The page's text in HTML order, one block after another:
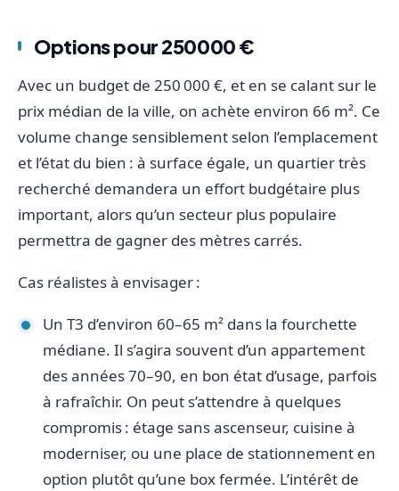
Options pour 250000 €
Avec un budget de 250 000 €, et en se calant sur le
prix médian de la ville, on achète environ 66 m². Ce
volume change sensiblement selon l’emplacement
et l’état du bien : à surface égale, un quartier très
recherché demandera un effort budgétaire plus
important, alors qu’un secteur plus populaire
permettra de gagner des mètres carrés.
Cas réalistes à envisager :
Un T3 d’environ 60–65 m² dans la fourchette
médiane. Il s’agira souvent d’un appartement
des années 70–90, en bon état d’usage, parfois
à rafraîchir. On peut s’attendre à quelques
compromis : étage sans ascenseur, cuisine à
moderniser, ou une place de stationnement en
option plutôt qu’une box fermée. L’intérêt de